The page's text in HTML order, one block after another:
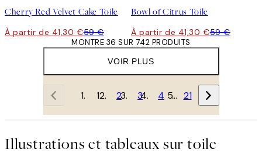
Cherry Red Velvet Cake Toile
À partir de 41,30 €59 €
Bowl of Citrus Toile
À partir de 41,30 €59 €
VOIR PLUS
MONTRE 36 SUR 742 PRODUITS
1 2 3 4 … 21
Illustrations et tableaux sur toile